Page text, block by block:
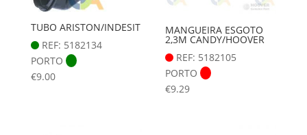
TUBO ARISTON/INDESIT
REF: 5182134
PORTO
€9.00
MANGUEIRA ESGOTO
2,3M CANDY/HOOVER
REF: 5182105
PORTO
€9.29